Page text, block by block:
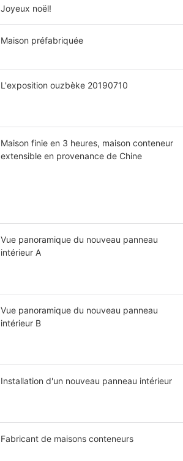
Joyeux noël!
Maison préfabriquée
L'exposition ouzbèke 20190710
Maison finie en 3 heures, maison conteneur
extensible en provenance de Chine
Vue panoramique du nouveau panneau
intérieur A
Vue panoramique du nouveau panneau
intérieur B
Installation d'un nouveau panneau intérieur
Fabricant de maisons conteneurs